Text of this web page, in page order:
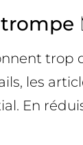
trop
les
En